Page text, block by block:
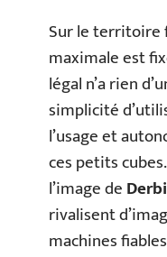
Sur le territoire
maximale est
légal n’a rien
simplicité
l’usage et
ces petits
l’image deDerbi
rivalisent
machines